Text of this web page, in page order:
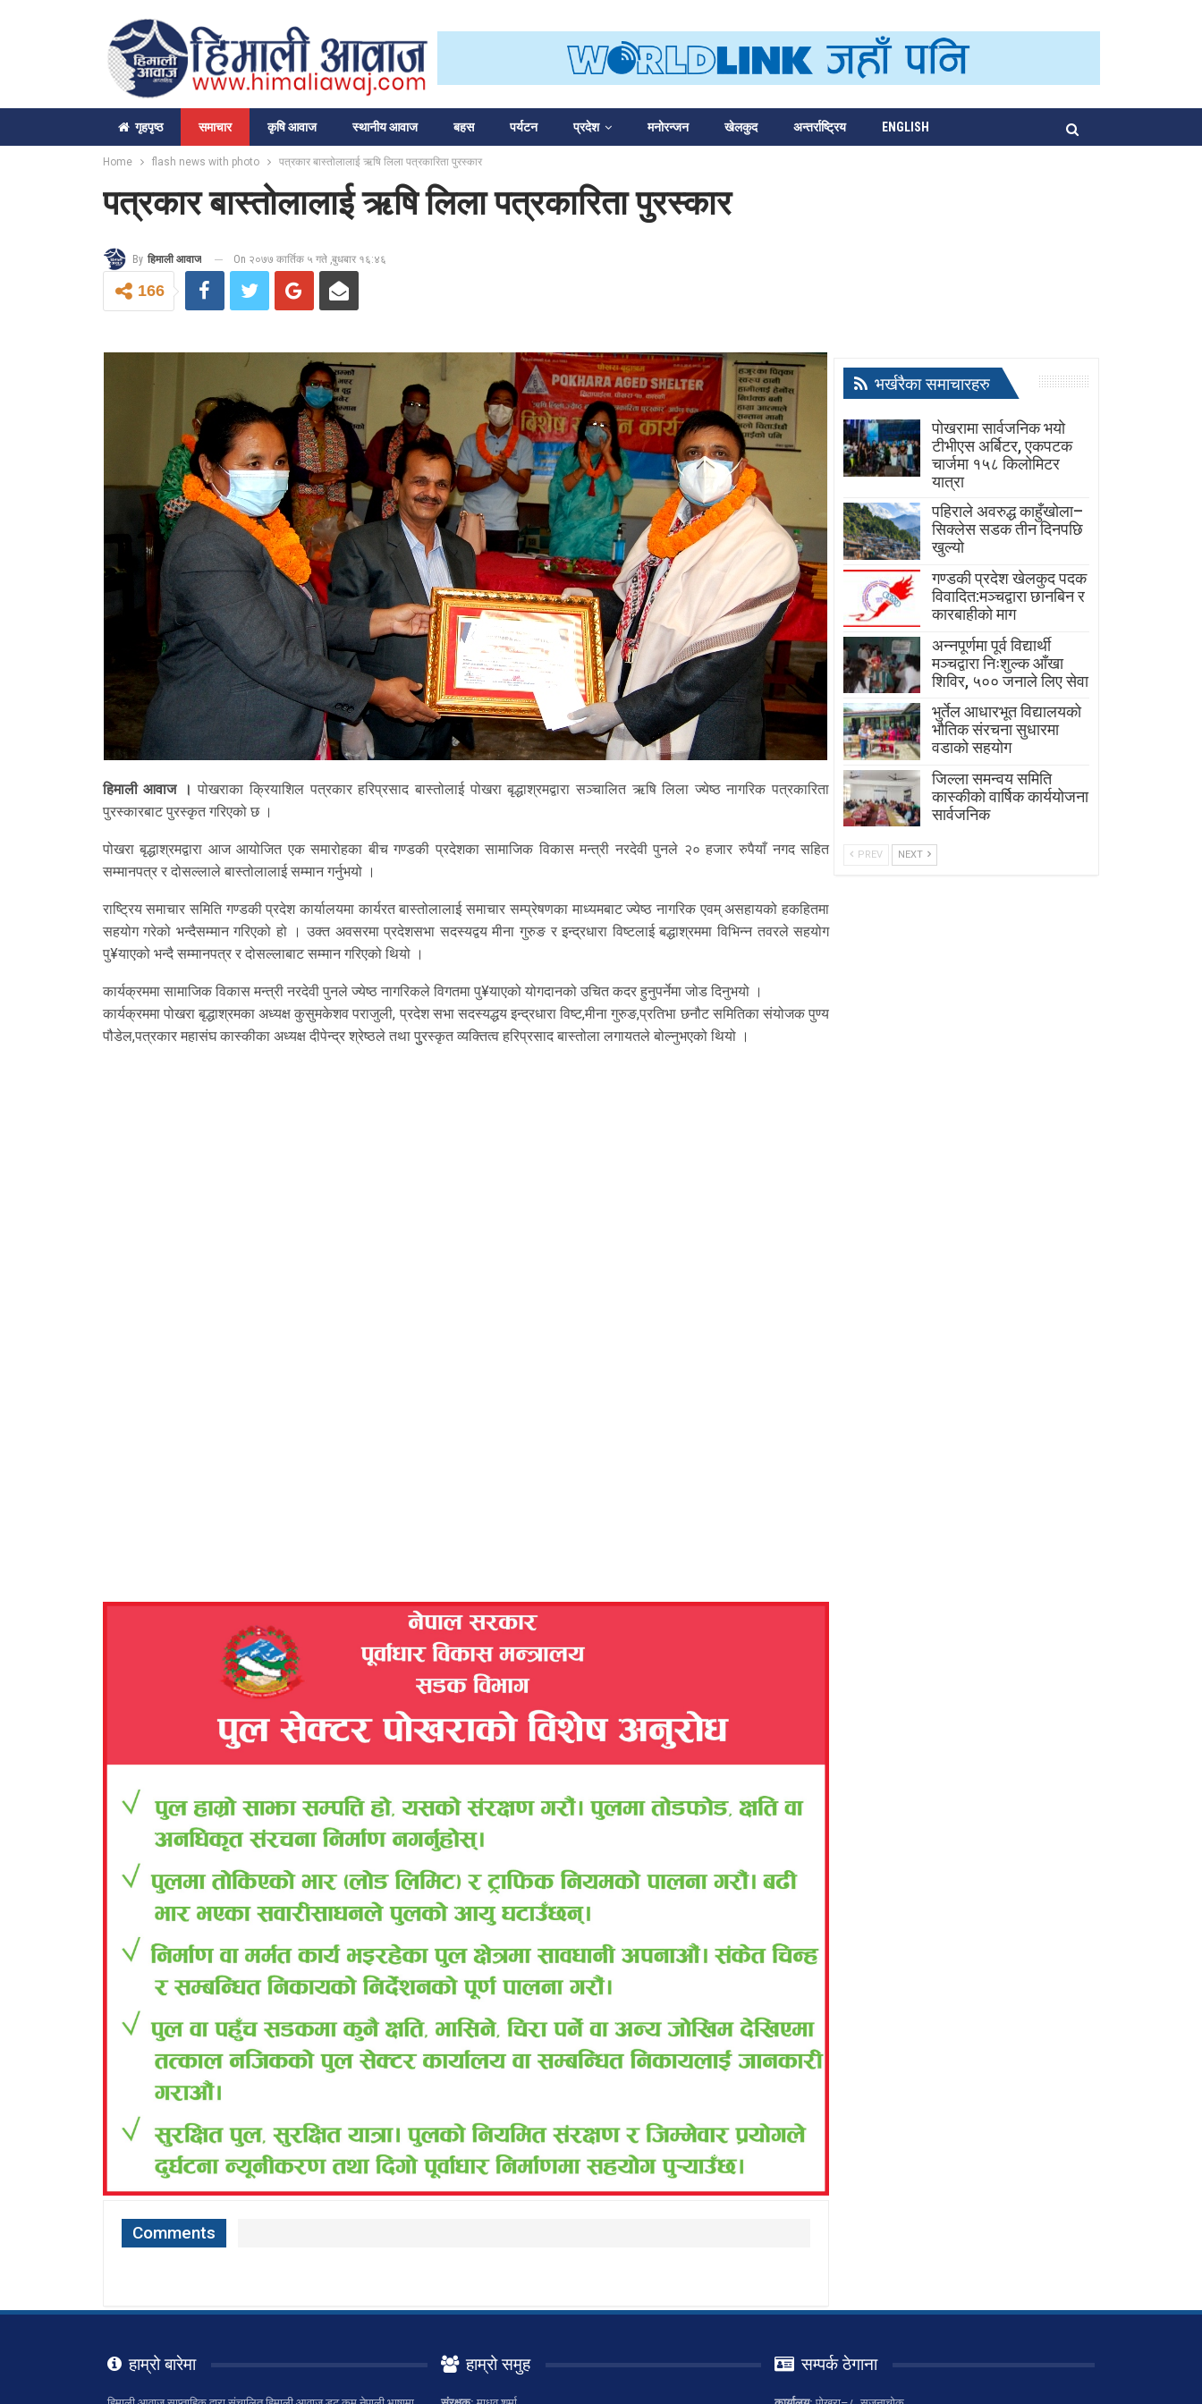
गृहपृष्‍ठ समाचार कृषि आवाज स्थानीय आवाज बहस पर्यटन प्रदेश मनोरन्जन खेलकुद अन्तर्राष्ट्रिय ENGLISH
Home flash news with photo पत्रकार बास्तोलालाई ऋषि लिला पत्रकारिता पुरस्कार
पत्रकार बास्तोलालाई ऋषि लिला पत्रकारिता पुरस्कार
By हिमाली आवाज On २०७७ कार्तिक ५ गते ,बुधबार १६:४६
166
हिमाली आवाज । पोखराका क्रियाशिल पत्रकार हरिप्रसाद बास्तोलाई पोखरा बृद्धाश्रमद्वारा सञ्चालित ऋषि लिला ज्येष्ठ नागरिक पत्रकारिता
पुरस्कारबाट पुरस्कृत गरिएको छ ।
पोखरा बृद्धाश्रमद्वारा आज आयोजित एक समारोहका बीच गण्डकी प्रदेशका सामाजिक विकास मन्त्री नरदेवी पुनले २० हजार रुपैयाँ नगद सहित
सम्मानपत्र र दोसल्लाले बास्तोलालाई सम्मान गर्नुभयो ।
राष्ट्रिय समाचार समिति गण्डकी प्रदेश कार्यालयमा कार्यरत बास्तोलालाई समाचार सम्प्रेषणका माध्यमबाट ज्येष्ठ नागरिक एवम् असहायको हकहितमा
सहयोग गरेको भन्दैसम्मान गरिएको हो । उक्त अवसरमा प्रदेशसभा सदस्यद्वय मीना गुरुङ र इन्द्रधारा विष्टलाई बद्धाश्रममा विभिन्न तवरले सहयोग
पु¥याएको भन्दै सम्मानपत्र र दोसल्लाबाट सम्मान गरिएको थियो ।
कार्यक्रममा सामाजिक विकास मन्त्री नरदेवी पुनले ज्येष्ठ नागरिकले विगतमा पु¥याएको योगदानको उचित कदर हुनुपर्नेमा जोड दिनुभयो ।
कार्यक्रममा पोखरा बृद्धाश्रमका अध्यक्ष कुसुमकेशव पराजुली, प्रदेश सभा सदस्यद्धय इन्द्रधारा विष्ट,मीना गुरुङ,प्रतिभा छनौट समितिका संयोजक पुण्य
पौडेल,पत्रकार महासंघ कास्कीका अध्यक्ष दीपेन्द्र श्रेष्ठले तथा पुुरस्कृत व्यक्तित्व हरिप्रसाद बास्तोला लगायतले बोल्नुभएको थियो ।
Comments
भर्खरैका समाचारहरु
पोखरामा सार्वजनिक भयो
टीभीएस अर्बिटर, एकपटक
चार्जमा १५८ किलोमिटर
यात्रा
पहिराले अवरुद्ध काहुँखोला–
सिक्लेस सडक तीन दिनपछि
खुल्यो
गण्डकी प्रदेश खेलकुद पदक
विवादित:मञ्चद्वारा छानबिन र
कारबाहीको माग
अन्नपूर्णमा पूर्व विद्यार्थी
मञ्चद्वारा निःशुल्क आँखा
शिविर, ५०० जनाले लिए सेवा
भुर्तेल आधारभूत विद्यालयको
भौतिक संरचना सुधारमा
वडाको सहयोग
जिल्ला समन्वय समिति
कास्कीको वार्षिक कार्ययोजना
सार्वजनिक
PREV NEXT
हाम्रो बारेमा हाम्रो समुह सम्पर्क ठेगाना